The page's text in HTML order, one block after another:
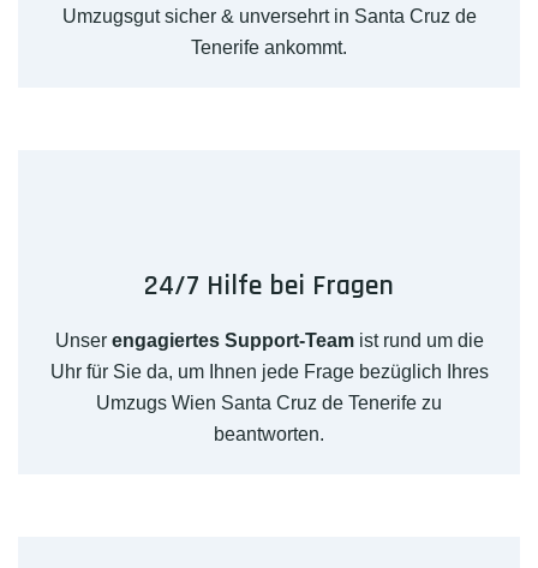
Umzugsgut sicher & unversehrt in Santa Cruz de
Tenerife ankommt.
24/7 Hilfe bei Fragen
Unser engagiertes Support-Teamist rund um die
Uhr für Sie da, um Ihnen jede Frage bezüglich Ihres
Umzugs Wien Santa Cruz de Tenerife zu
beantworten.